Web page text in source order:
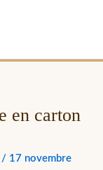
en carton
/ 17 novembre